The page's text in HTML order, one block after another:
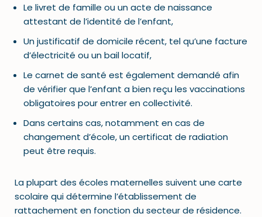
Le livret de famille ou un acte de naissance
attestant de l’identité de l’enfant,
Un justificatif de domicile récent, tel qu’une facture
d’électricité ou un bail locatif,
Le carnet de santé est également demandé afin
de vérifier que l’enfant a bien reçu les vaccinations
obligatoires pour entrer en collectivité.
Dans certains cas, notamment en cas de
changement d’école, un certificat de radiation
peut être requis.
La plupart des écoles maternelles suivent une carte
scolaire qui détermine l’établissement de
rattachement en fonction du secteur de résidence.